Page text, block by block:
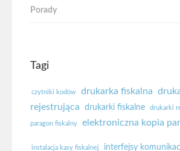
Porady
Tagi
czytniki kodów drukarka fiskalna
rejestrująca
drukarki fiskalne drukarki
paragon fiskalny elektroniczna kopia
instalacja kasy fiskalnej interfejsy